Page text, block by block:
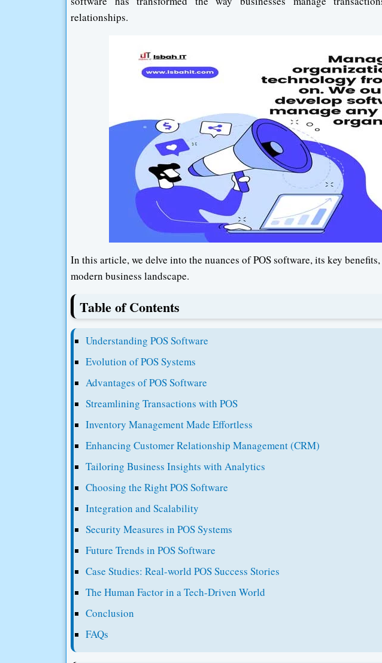
relationships.
In this article, we delve into the nuances of POS software, its key
modern business landscape.
Table of Contents
Understanding POS Software
Evolution of POS Systems
Advantages of POS Software
Streamlining Transactions with POS
Inventory Management Made Effortless
Enhancing Customer Relationship Management (CRM)
Tailoring Business Insights with Analytics
Choosing the Right POS Software
Integration and Scalability
Security Measures in POS Systems
Future Trends in POS Software
Case Studies: Real-world POS Success Stories
The Human Factor in a Tech-Driven World
Conclusion
FAQs